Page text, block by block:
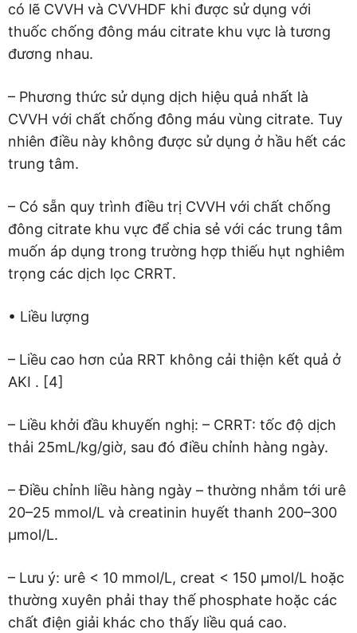
có lẽ CVVH và CVVHDF khi được sử dụng với
thuốc chống đông máu citrate khu vực là tương
đương nhau.
– Phương thức sử dụng dịch hiệu quả nhất là
CVVH với chất chống đông máu vùng citrate. Tuy
nhiên điều này không được sử dụng ở hầu hết các
trung tâm.
– Có sẵn quy trình điều trị CVVH với chất chống
đông citrate khu vực để chia sẻ với các trung tâm
muốn áp dụng trong trường hợp thiếu hụt nghiêm
trọng các dịch lọc CRRT.
• Liều lượng
– Liều cao hơn của RRT không cải thiện kết quả ở
AKI . [4]
– Liều khởi đầu khuyến nghị: – CRRT: tốc độ dịch
thải 25mL/kg/giờ, sau đó điều chỉnh hàng ngày.
– Điều chỉnh liều hàng ngày – thường nhắm tới urê
20–25 mmol/L và creatinin huyết thanh 200–300
μmol/L.
– Lưu ý: urê < 10 mmol/L, creat < 150 μmol/L hoặc
thường xuyên phải thay thế phosphate hoặc các
chất điện giải khác cho thấy liều quá cao.